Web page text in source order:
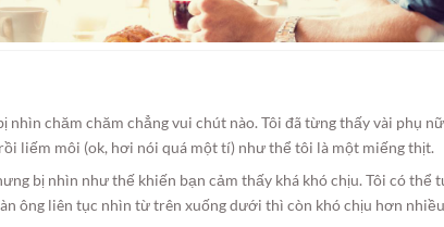
nhìn chăm chăm chẳng vui chút nào. Tôi đã từng thấy vài phụ
liếm môi (ok, hơi nói quá một tí) như thể tôi là một miếng thịt.
bị nhìn như thế khiến bạn cảm thấy khá khó chịu. Tôi có thể
ông liên tục nhìn từ trên xuống dưới thì còn khó chịu hơn